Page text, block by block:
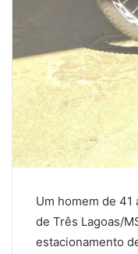
Um homem de 41
de Três Lagoas/
estacionamento